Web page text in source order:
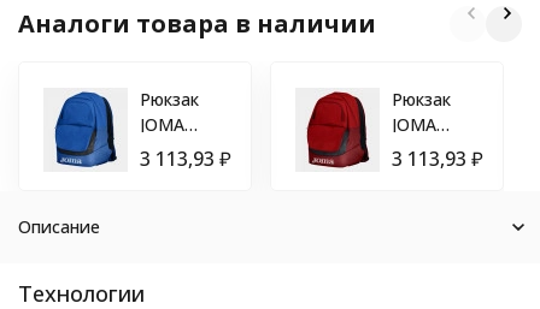
Аналоги товара в наличии
Рюкзак
JOMA
DIAMOND
II BAG
3 113,93 ₽
Рюкзак
JOMA
DIAMOND
II BAG
3 113,93 ₽
Описание
Технологии